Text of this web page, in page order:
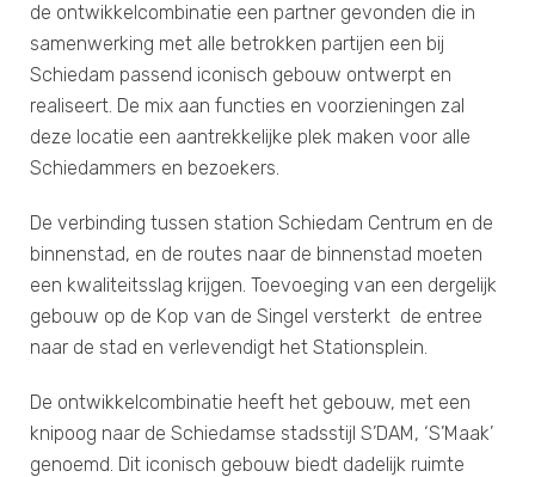
de ontwikkelcombinatie een partner gevonden die in
samenwerking met alle betrokken partijen een bij
Schiedam passend iconisch gebouw ontwerpt en
realiseert. De mix aan functies en voorzieningen zal
deze locatie een aantrekkelijke plek maken voor alle
Schiedammers en bezoekers.
De verbinding tussen station Schiedam Centrum en de
binnenstad, en de routes naar de binnenstad moeten
een kwaliteitsslag krijgen. Toevoeging van een dergelijk
gebouw op de Kop van de Singel versterkt de entree
naar de stad en verlevendigt het Stationsplein.
De ontwikkelcombinatie heeft het gebouw, met een
knipoog naar de Schiedamse stadsstijl S’DAM, ‘S’Maak’
genoemd. Dit iconisch gebouw biedt dadelijk ruimte